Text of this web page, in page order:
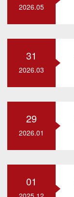
2026.05
31
2026.03
29
2026.01
01